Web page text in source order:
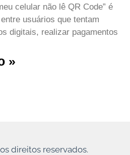
celular não lê QR Code” é
usuários que tentam
digitais, realizar pagamentos
»
direitos reservados.